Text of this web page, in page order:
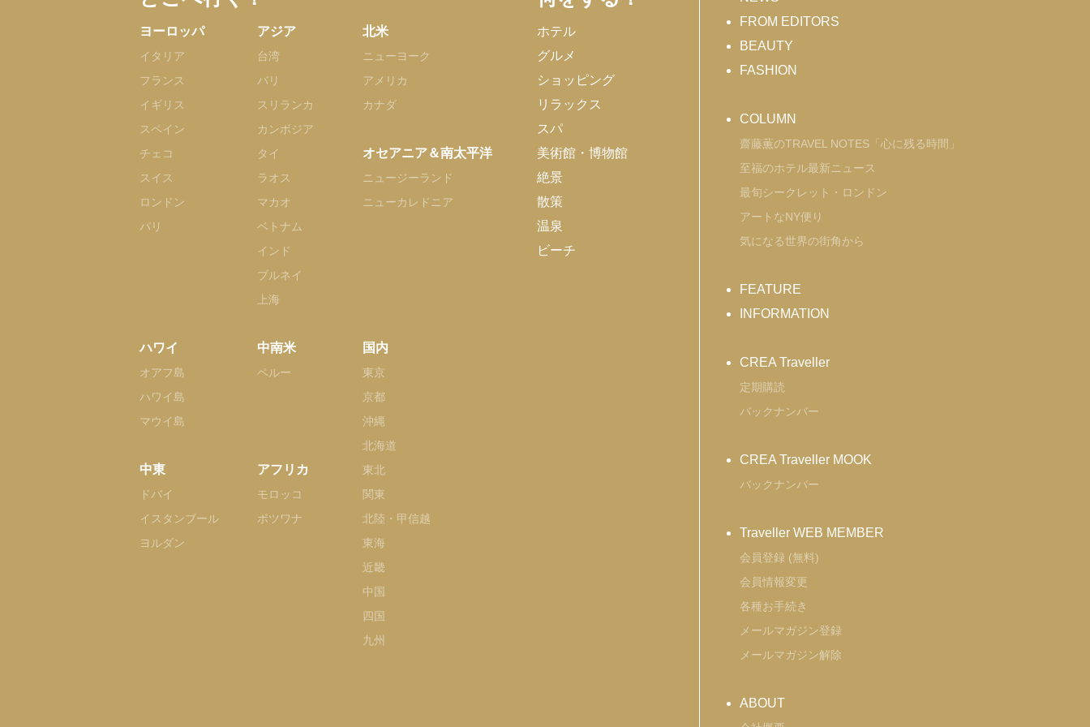
ヨーロッパ
イタリア
フランス
イギリス
スペイン
チェコ
スイス
ロンドン
パリ
ハワイ
オアフ島
ハワイ島
マウイ島
中東
ドバイ
イスタンブール
ヨルダン
アジア
台湾
バリ
スリランカ
カンボジア
タイ
ラオス
マカオ
ベトナム
インド
ブルネイ
上海
中南米
ペルー
アフリカ
モロッコ
ボツワナ
北米
ニューヨーク
アメリカ
カナダ
オセアニア＆南太平洋
ニュージーランド
ニューカレドニア
国内
東京
京都
沖縄
北海道
東北
関東
北陸・甲信越
東海
近畿
中国
四国
九州
ホテル
グルメ
ショッピング
リラックス
スパ
美術館・博物館
絶景
散策
温泉
ビーチ
FROM EDITORS
BEAUTY
FASHION
COLUMN
齋藤薫のTRAVEL NOTES「心に残る時間」
至福のホテル最新ニュース
最旬シークレット・ロンドン
アートなNY便り
気になる世界の街角から
FEATURE
INFORMATION
CREA Traveller
定期購読
バックナンバー
CREA Traveller MOOK
バックナンバー
Traveller WEB MEMBER
会員登録 (無料)
会員情報変更
各種お手続き
メールマガジン登録
メールマガジン解除
ABOUT